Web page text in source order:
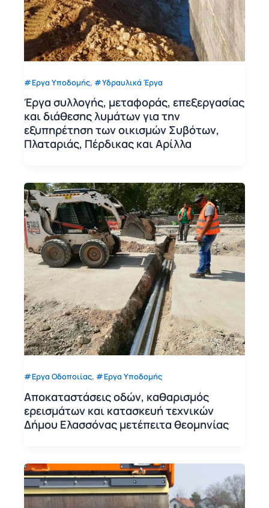
Εργα Υποδομής, Υδραυλικά Έργα
Έργα συλλογής, μεταφοράς, επεξεργασίας
και διάθεσης λυμάτων για την
εξυπηρέτηση των οικισμών Συβότων,
Πλαταριάς, Πέρδικας και Αρίλλα
Εργα Οδοποιίας, Εργα Υποδομής
Αποκαταστάσεις οδών, καθαρισμός
ερεισμάτων και κατασκευή τεχνικών
Δήμου Ελασσόνας μετέπειτα θεομηνίας